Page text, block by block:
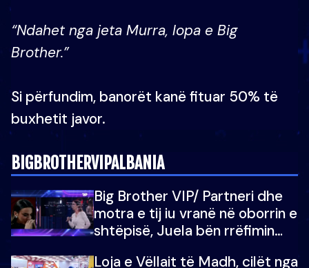
“Ndahet nga jeta Murra, lopa e Big
Brother.”
Si përfundim, banorët kanë fituar 50% të
buxhetit javor.
BIGBROTHERVIPALBANIA
Big Brother VIP/ Partneri dhe
motra e tij iu vranë në oborrin e
shtëpisë, Juela bën rrëfimin
Loja e Vëllait të Madh, cilët nga